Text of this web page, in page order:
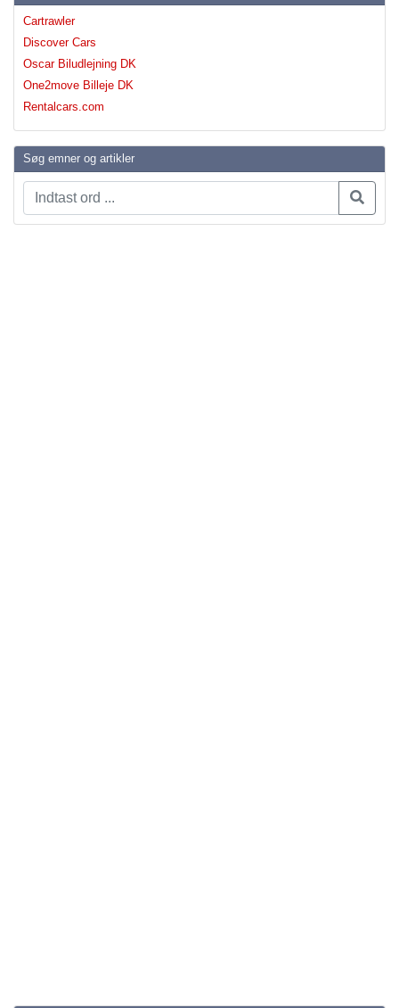
Cartrawler
Discover Cars
Oscar Biludlejning DK
One2move Billeje DK
Rentalcars.com
Søg emner og artikler